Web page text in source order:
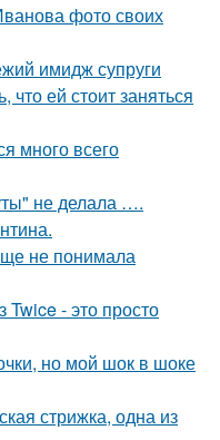
фото своих
имидж супруги
ей стоит заняться
много всего
не делала ….
не понимала
- это просто
но мой шок в шоке
стрижка, одна из